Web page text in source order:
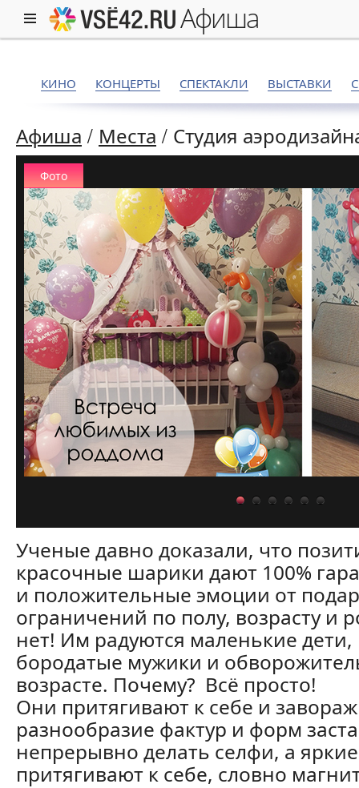
афиша
КИНО КОНЦЕРТЫ СПЕКТАКЛИ ВЫСТАВКИ
Афиша / Места / Студия
Фото
Ученые давно доказали, что
красочные шарики дают 100%
и положительные эмоции от
ограничений по полу, возрасту и
нет! Им радуются маленькие дети,
бородатые мужики и
возрасте. Почему? Всё просто!
Они притягивают к себе и
разнообразие фактур и форм
непрерывно делать селфи, а
притягивают к себе, словно